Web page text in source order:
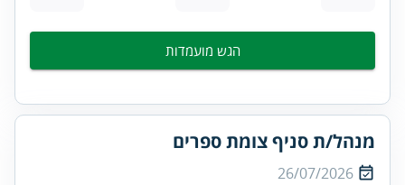
הגש מועמדות
מנהל/ת סניף צומת ספרים
26/07/2026